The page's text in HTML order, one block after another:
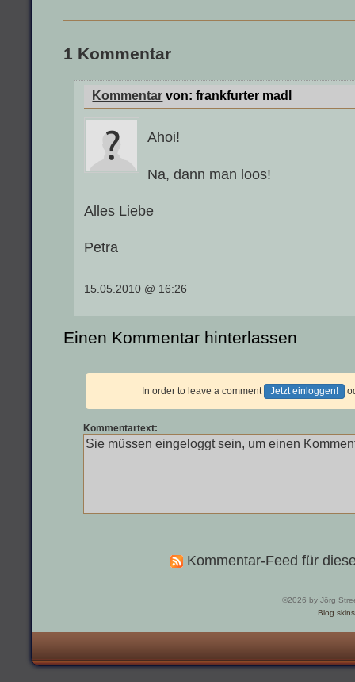
1 Kommentar
Kommentar von:frankfurter madl
Ahoi!
Na, dann man loos!
Alles Liebe
Petra
15.05.2010 @ 16:26
Einen Kommentar hinterlassen
In order to leave a comment Jetzt einloggen!
Kommentartext:
Kommentar-Feed für
©2026 by Jörg
Blog skins